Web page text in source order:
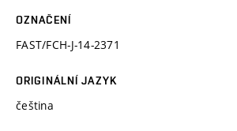
OZNAČENÍ
FAST/FCH-J-14-2371
ORIGINÁLNÍ JAZYK
čeština